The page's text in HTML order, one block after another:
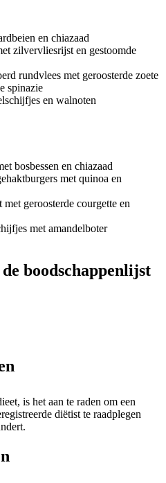
en chiazaad
zilvervliesrijst en gestoomde
rundvlees met geroosterde zoete
spinazie
en walnoten
bosbessen en chiazaad
met quinoa en
geroosterde courgette en
met amandelboter
boodschappenlijst
is het aan te raden om een
diëtist te raadplegen